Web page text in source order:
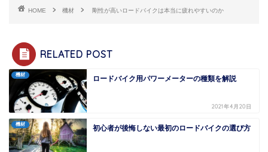
HOME 機材 剛性が高いロードバイクは本当に疲れやすいのか
RELATED POST
機材 ロードバイク用パワーメーターの種類を解説
2021年4月20日
機材 初心者が後悔しない最初のロードバイクの選び方